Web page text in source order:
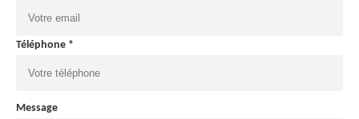
Téléphone *
Message